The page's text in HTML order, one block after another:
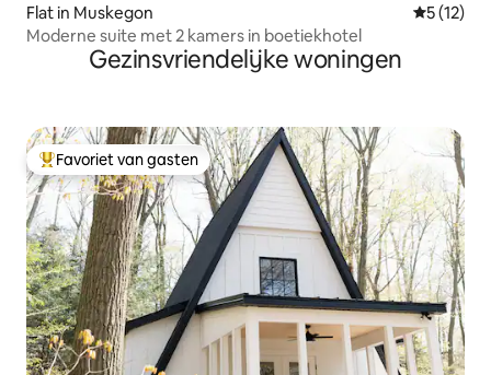
Flat in Muskegon
5 (12)
Moderne suite met 2 kamers in boetiekhotel
Gezinsvriendelijke woningen
Topfavoriet van gasten
Favoriet van gasten